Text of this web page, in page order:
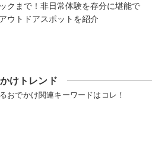
クまで！非日常体験を存分に堪能で
ウトドアスポットを紹介
けトレンド
おでかけ関連キーワードはコレ！